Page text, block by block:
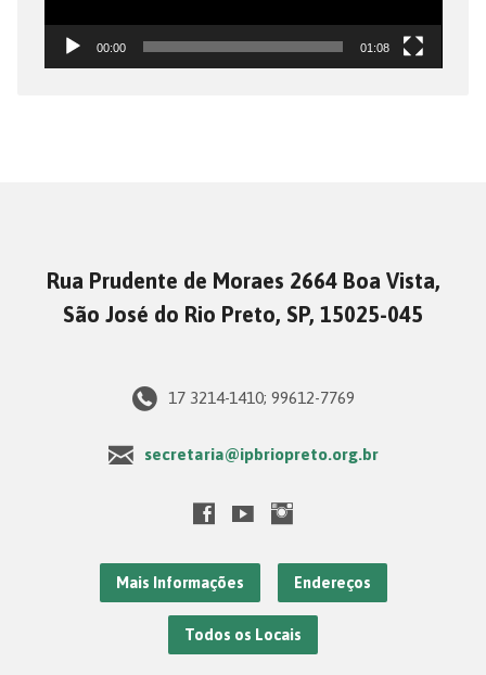
00:00 01:08
Rua Prudente de Moraes 2664 Boa Vista,
São José do Rio Preto, SP, 15025-045
17 3214-1410; 99612-7769
secretaria@ipbriopreto.org.br
Mais Informações Endereços
Todos os Locais